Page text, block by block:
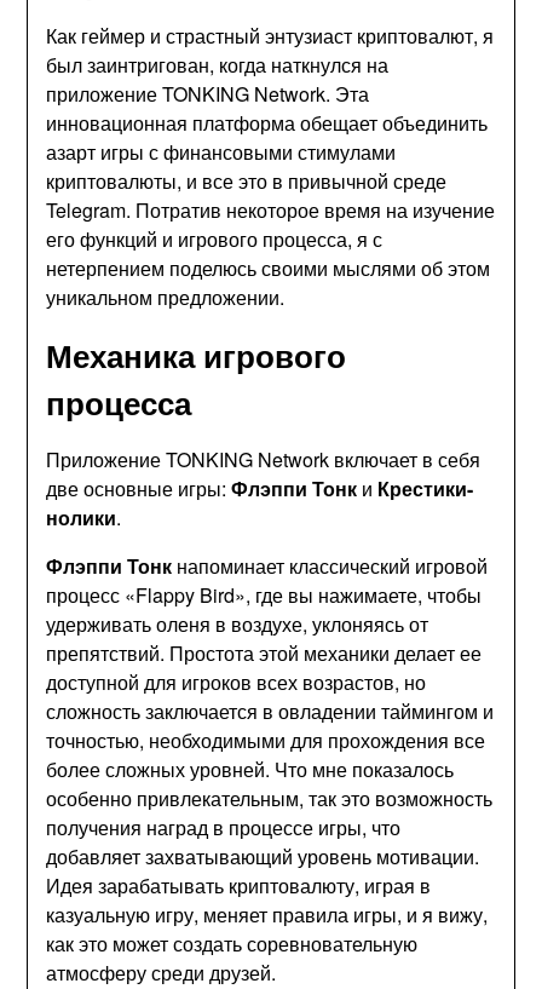
Как геймер и страстный энтузиаст криптовалют, я
был заинтригован, когда наткнулся на
приложение TONKING Network. Эта
инновационная платформа обещает объединить
азарт игры с финансовыми стимулами
криптовалюты, и все это в привычной среде
Telegram. Потратив некоторое время на изучение
его функций и игрового процесса, я с
нетерпением поделюсь своими мыслями об этом
уникальном предложении.
Механика игрового
процесса
Приложение TONKING Network включает в себя
две основные игры:Флэппи Тонк и Крестики-
нолики.
Флэппи Тонк напоминает классический игровой
процесс «Flappy Bird», где вы нажимаете, чтобы
удерживать оленя в воздухе, уклоняясь от
препятствий. Простота этой механики делает ее
доступной для игроков всех возрастов, но
сложность заключается в овладении таймингом и
точностью, необходимыми для прохождения все
более сложных уровней. Что мне показалось
особенно привлекательным, так это возможность
получения наград в процессе игры, что
добавляет захватывающий уровень мотивации.
Идея зарабатывать криптовалюту, играя в
казуальную игру, меняет правила игры, и я вижу,
как это может создать соревновательную
атмосферу среди друзей.